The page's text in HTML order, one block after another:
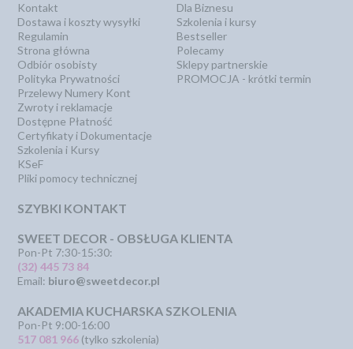
Kontakt
Dostawa i koszty wysyłki
Regulamin
Strona główna
Odbiór osobisty
Polityka Prywatności
Przelewy Numery Kont
Zwroty i reklamacje
Dostępne Płatność
Certyfikaty i Dokumentacje
Szkolenia i Kursy
KSeF
Pliki pomocy technicznej
Dla Biznesu
Szkolenia i kursy
Bestseller
Polecamy
Sklepy partnerskie
PROMOCJA - krótki termin
SZYBKI KONTAKT
SWEET DECOR - OBSŁUGA KLIENTA
Pon-Pt 7:30-15:30:
(32) 445 73 84
Email: biuro@sweetdecor.pl
AKADEMIA KUCHARSKA SZKOLENIA
Pon-Pt 9:00-16:00
517 081 966 (tylko szkolenia)